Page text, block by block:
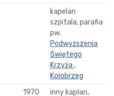
kapelan
szpitala, parafia
pw.
Podwyższenia
Świętego
Krzyża ,
Kołobrzeg
1970
inny kapłan,